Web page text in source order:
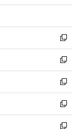
開
ン
ウ
で
開
く
ウ
ン
ド
ウ
で
開
く
新
し
い
ウ
ィ
ン
ド
ウ
で
新
し
い
ウ
ィ
ン
ド
新
し
い
ウ
ィ
新
し